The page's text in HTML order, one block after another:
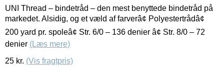
UNI Thread – bindetråd – den mest benyttede bindetråd på
markedet. Alsidig, og et væld af farverâ¢ Polyestertrådâ¢
200 yard pr. spoleâ¢ Str. 6/0 – 136 denier â¢ Str. 8/0 – 72
denier (Læs mere)
25 kr. (Vis fragtpris)